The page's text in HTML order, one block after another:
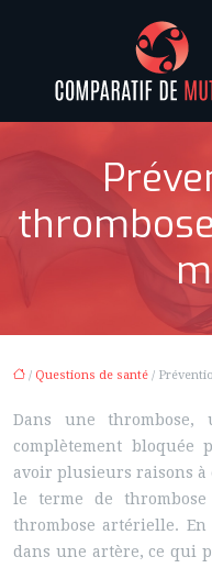
/ Questions de santé /
Dans une thrombose,
complètement
avoir plusieurs raisons
le terme de
thrombose artérielle.
dans une artère, ce qui